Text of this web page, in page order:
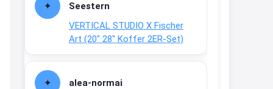
Seestern
VERTICAL STUDIO X Fischer
Art (20″ 28″ Koffer 2ER-Set)
alea-normai
An 01.08. / Sensodyne Rabatt 3€
/ max. 15.000www.erlebe-